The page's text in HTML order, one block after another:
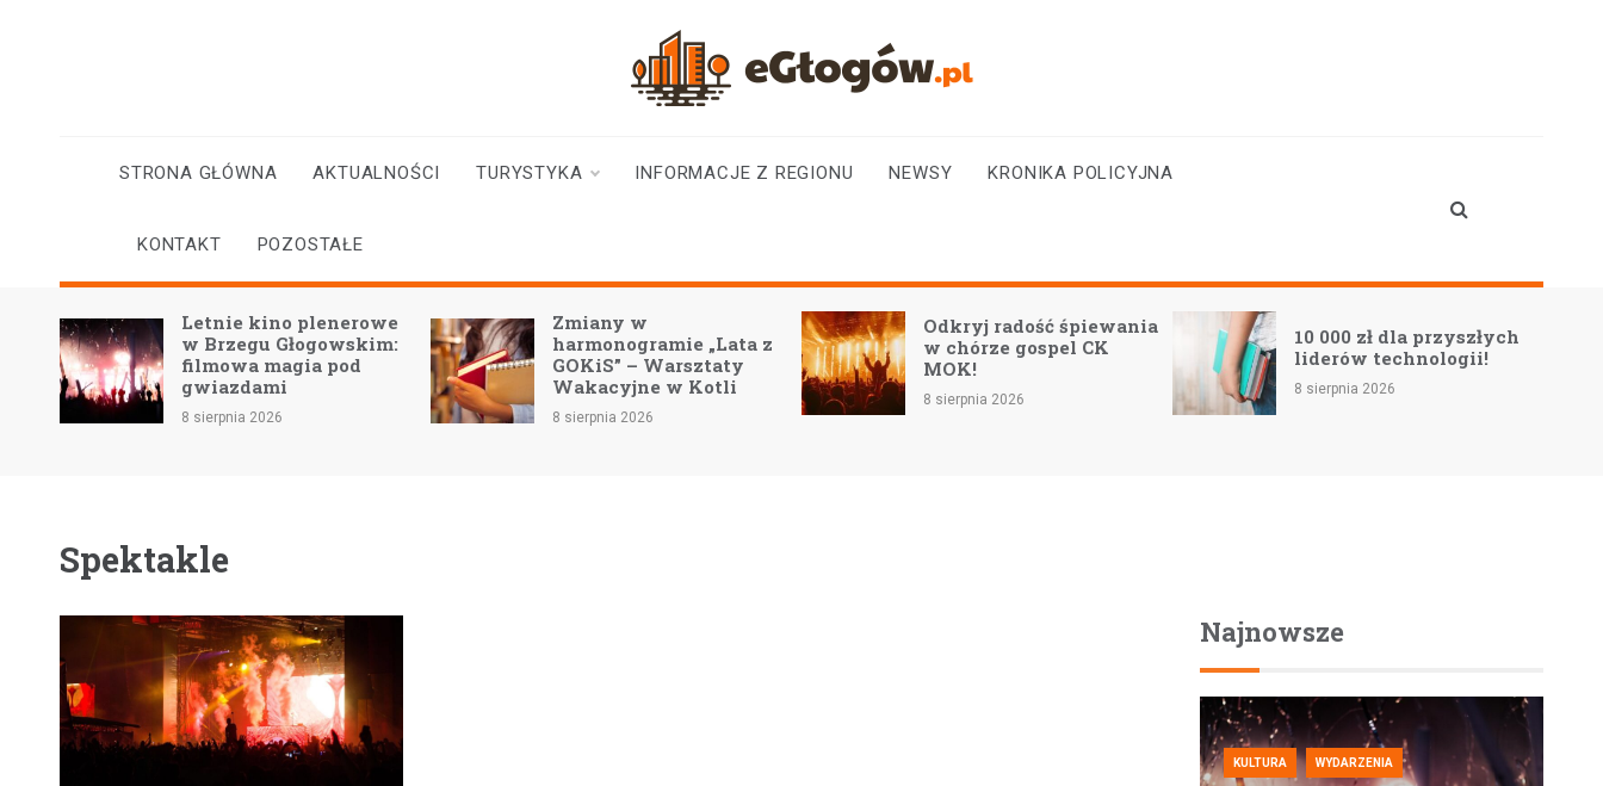
STRONA GŁÓWNA AKTUALNOŚCI TURYSTYKA INFORMACJE Z REGIONU NEWSY KRONIKA POLICYJNA
KONTAKT POZOSTAŁE
Letnie kino plenerowe
w Brzegu Głogowskim:
filmowa magia pod
gwiazdami
8 sierpnia 2026
Zmiany w
harmonogramie „Lata z
GOKiS” – Warsztaty
Wakacyjne w Kotli
8 sierpnia 2026
Odkryj radość śpiewania
w chórze gospel CK
MOK!
8 sierpnia 2026
10 000 zł dla przyszłych
liderów technologii!
8 sierpnia 2026
Spektakle
Najnowsze
KULTURA WYDARZENIA